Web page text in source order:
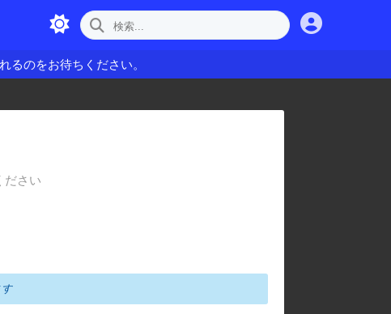
るのをお待ちください。
ださい